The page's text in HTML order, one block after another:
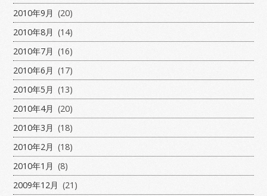
2010年9月 (20)
2010年8月 (14)
2010年7月 (16)
2010年6月 (17)
2010年5月 (13)
2010年4月 (20)
2010年3月 (18)
2010年2月 (18)
2010年1月 (8)
2009年12月 (21)